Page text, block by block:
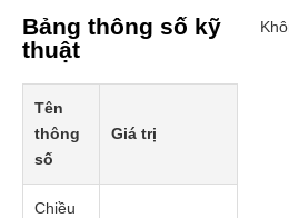
Bảng thông số kỹ
thuật
Tên
thông
số
Giá trị
Chiều